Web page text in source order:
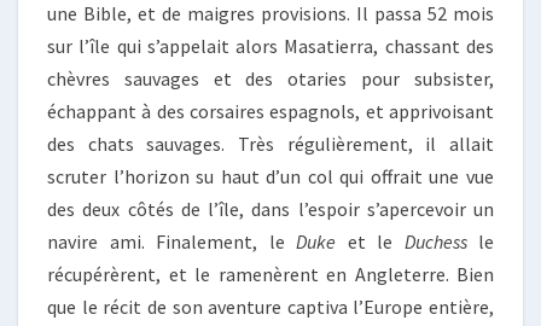
une Bible, et de maigres provisions. Il passa 52 mois
sur l’île qui s’appelait alors Masatierra, chassant des
chèvres sauvages et des otaries pour subsister,
échappant à des corsaires espagnols, et apprivoisant
des chats sauvages. Très régulièrement, il allait
scruter l’horizon su haut d’un col qui offrait une vue
des deux côtés de l’île, dans l’espoir s’apercevoir un
navire ami. Finalement, le Duke et le Duchessle
récupérèrent, et le ramenèrent en Angleterre. Bien
que le récit de son aventure captiva l’Europe entière,